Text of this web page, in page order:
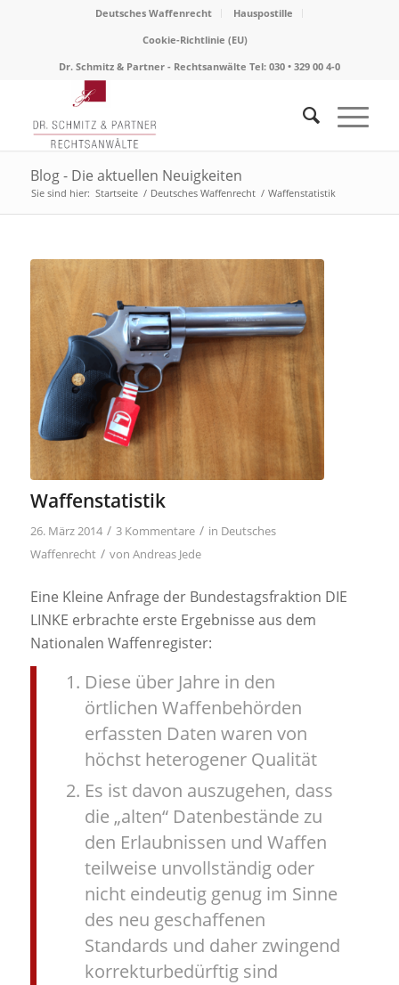
Deutsches Waffenrecht
Hauspostille
Cookie-Richtlinie (EU)
Dr. Schmitz & Partner - Rechtsanwälte Tel: 030 • 329 00 4-0
Blog - Die aktuellen Neuigkeiten
Sie sind hier: Startseite / Deutsches Waffenrecht / Waffenstatistik
Waffenstatistik
26. März 2014 / 3 Kommentare / in Deutsches
Waffenrecht / von Andreas Jede
Eine Kleine Anfrage der Bundestagsfraktion DIE
LINKE erbrachte erste Ergebnisse aus dem
Nationalen Waffenregister:
Diese über Jahre in den
örtlichen Waffenbehörden
erfassten Daten waren von
höchst heterogener Qualität
Es ist davon auszugehen, dass
die „alten“ Datenbestände zu
den Erlaubnissen und Waffen
teilweise unvollständig oder
nicht eindeutig genug im Sinne
des neu geschaffenen
Standards und daher zwingend
korrekturbedürftig sind